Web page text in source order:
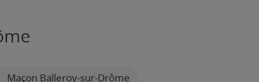
Maçon Balleroy-sur-Drôme